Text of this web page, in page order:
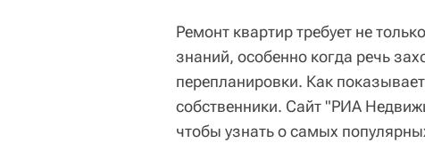
Ремонт квартир требует не
знаний, особенно когда речь
перепланировки. Как
собственники. Сайт "РИА
чтобы узнать о самых